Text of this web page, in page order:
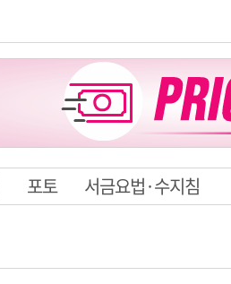
포토 서금요법·수지침